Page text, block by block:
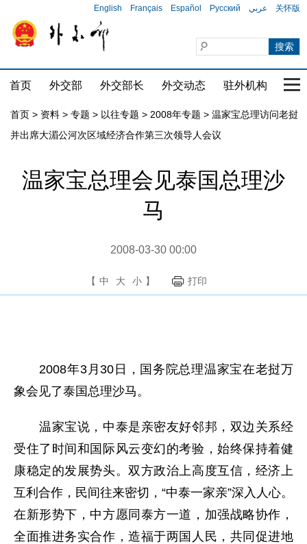
English Français Español Русский عربي 关怀版
首页 外交部 外交部长 外交动态 驻外机构 国
首页 > 资料 > 专题 > 以往专题 > 2008年专题 > 温家宝总理访问老挝
并出席大湄公河次区域经济合作第三次领导人会议
温家宝总理会见泰国总理沙
马
2008-03-30 00:00
【 中 大 小 】 打印
2008年3月30日，国务院总理温家宝在老挝万
象会见了泰国总理沙马。
温家宝说，中泰是亲密友好邻邦，双边关系经
受住了时间和国际风云变幻的考验，始终保持着健
康稳定的发展势头。双方政治上高度互信，经济上
互利合作，民间往来密切，“中泰一家亲”深入人心。
在新形势下，中方愿同泰方一道，加强战略协作，
全面推进务实合作，造福于两国人民，共同促进地